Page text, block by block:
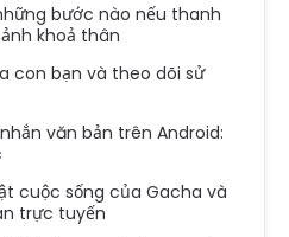
bước nào nếu thanh
khoả thân
con bạn và theo dõi sử
văn bản trên Android:
cuộc sống của Gacha và
trực tuyến